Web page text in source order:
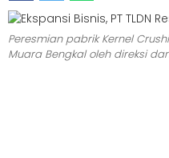
Peresmian pabrik Kernel
Muara Bengkal oleh direksi